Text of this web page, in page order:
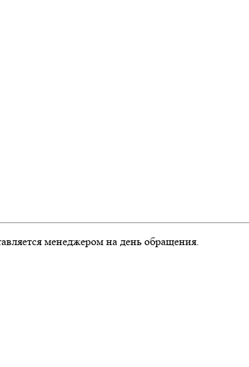
менеджером на день обращения.